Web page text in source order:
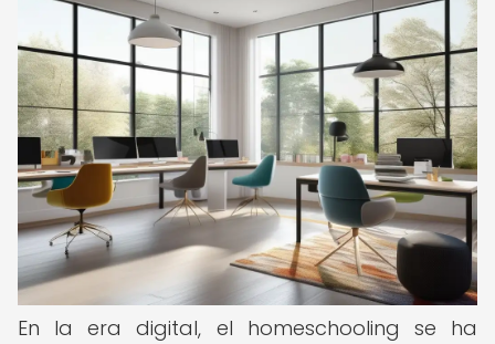
En la era digital, el homeschooling se ha